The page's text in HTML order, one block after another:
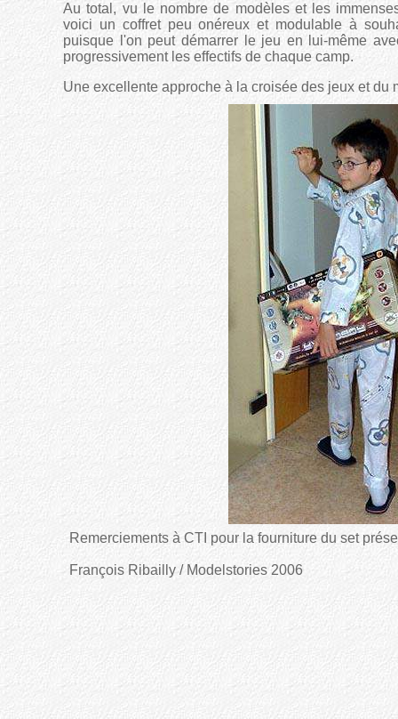
Au total, vu le nombre de modèles et les
voici un coffret peu onéreux et modulable à
puisque l'on peut démarrer le jeu en lui-même
progressivement les effectifs de chaque camp.
Une excellente approche à la croisée des jeux et du
Remerciements à CTI pour la fourniture du set
François Ribailly / Modelstories 2006